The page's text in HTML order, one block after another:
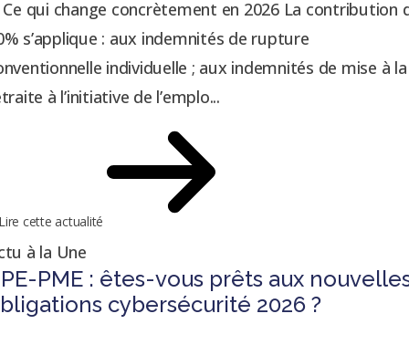
Ce qui change concrètement en 2026 La contribution
s’applique : aux indemnités de rupture
individuelle ; aux indemnités de mise à la
à l’initiative de l’emplo...
cette actualité
à la Une
PME : êtes-vous prêts aux
cybersécurité 2026 ?